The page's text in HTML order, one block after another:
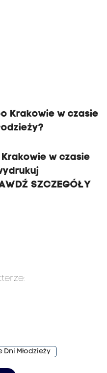
Krakowie w czasie
w czasie
SZCZEGÓŁY
Dni Młodzieży